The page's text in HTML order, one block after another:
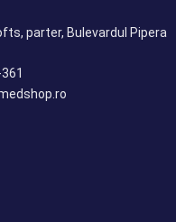
parter, Bulevardul Pipera